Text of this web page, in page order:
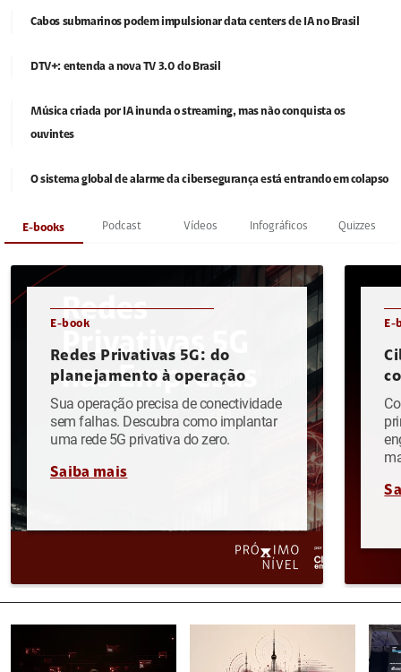
Cabos submarinos podem impulsionar data centers de IA no Brasil
DTV+: entenda a nova TV 3.0 do Brasil
Música criada por IA inunda o streaming, mas não conquista os
ouvintes
O sistema global de alarme da cibersegurança está entrando em colapso
E-books Podcast Vídeos Infográficos Quizzes
E-book
Redes Privativas 5G: do
planejamento à operação
Sua operação precisa de conectividade
sem falhas. Descubra como implantar
uma rede 5G privativa do zero.
Saiba mais
E-